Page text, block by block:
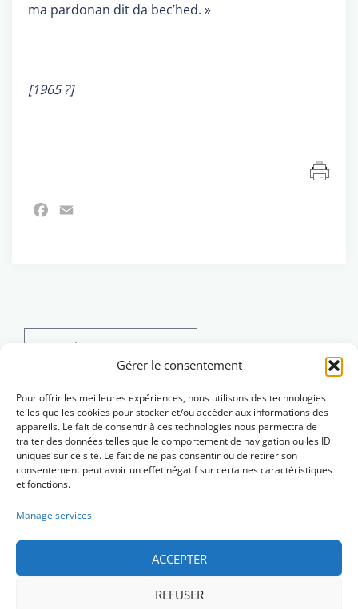
Gérer le consentement
Pour offrir les meilleures expériences, nous utilisons des technologies
telles que les cookies pour stocker et/ou accéder aux informations des
appareils. Le fait de consentir à ces technologies nous permettra de
traiter des données telles que le comportement de navigation ou les ID
uniques sur ce site. Le fait de ne pas consentir ou de retirer son
consentement peut avoir un effet négatif sur certaines caractéristiques
et fonctions.
Manage services
ACCEPTER
REFUSER
ma pardonan dit da bec’hed. »
[1965 ?]
Facebook